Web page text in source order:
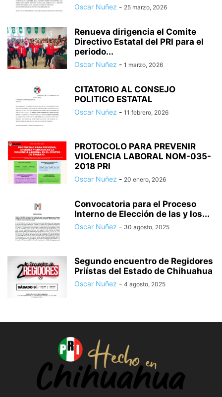
Oscar Nuñez - 25 marzo, 2026
Renueva dirigencia el Comite
Directivo Estatal del PRI para el
periodo...
Oscar Nuñez - 1 marzo, 2026
CITATORIO AL CONSEJO
POLITICO ESTATAL
Oscar Nuñez - 11 febrero, 2026
PROTOCOLO PARA PREVENIR
VIOLENCIA LABORAL NOM-035-
2018 PRI
Oscar Nuñez - 20 enero, 2026
Convocatoria para el Proceso
Interno de Elección de las y los...
Oscar Nuñez - 30 agosto, 2025
Segundo encuentro de Regidores
Priístas del Estado de Chihuahua
Oscar Nuñez - 4 agosto, 2025